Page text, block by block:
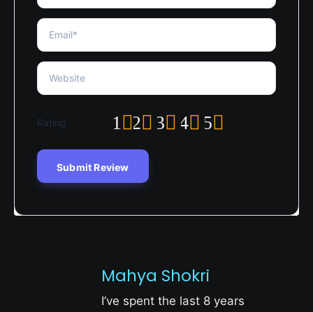
Rating 5
4
3
2
1
Mahya Shokri
I’ve spent the last 8 years